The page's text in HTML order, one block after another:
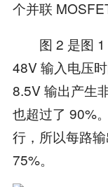
个并联
图 2 是图 1
48V 输入电压
8.5V 输出产生
也超过了 90%
行，所以每路
75%。